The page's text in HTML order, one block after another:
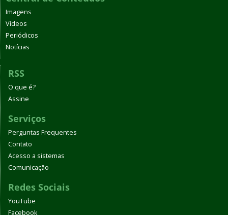
Imagens
Vídeos
Periódicos
Notícias
RSS
O que é?
Assine
Serviços
Perguntas Frequentes
Contato
Acesso a sistemas
Comunicação
Redes Sociais
YouTube
Facebook